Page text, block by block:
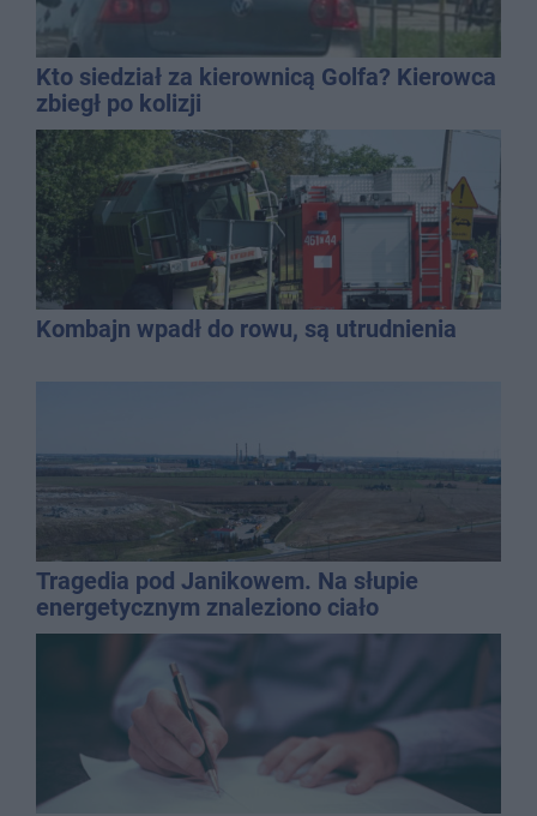
Kto siedział za kierownicą Golfa? Kierowca
zbiegł po kolizji
Kombajn wpadł do rowu, są utrudnienia
Tragedia pod Janikowem. Na słupie
energetycznym znaleziono ciało
mężczyzny